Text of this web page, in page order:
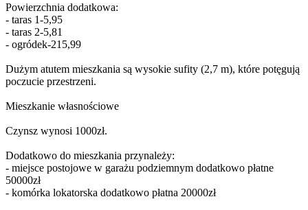
Powierzchnia dodatkowa:
- taras 1-5,95
- taras 2-5,81
- ogródek-215,99
Dużym atutem mieszkania są wysokie sufity (2,7 m), które potęgują
poczucie przestrzeni.
Mieszkanie własnościowe
Czynsz wynosi 1000zł.
Dodatkowo do mieszkania przynależy:
- miejsce postojowe w garażu podziemnym dodatkowo płatne
50000zł
- komórka lokatorska dodatkowo płatna 20000zł